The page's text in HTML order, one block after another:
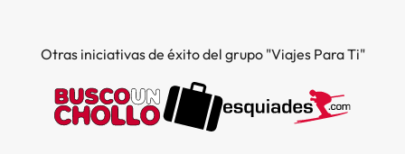
Otras iniciativas de éxito del grupo "Viajes Para Ti"